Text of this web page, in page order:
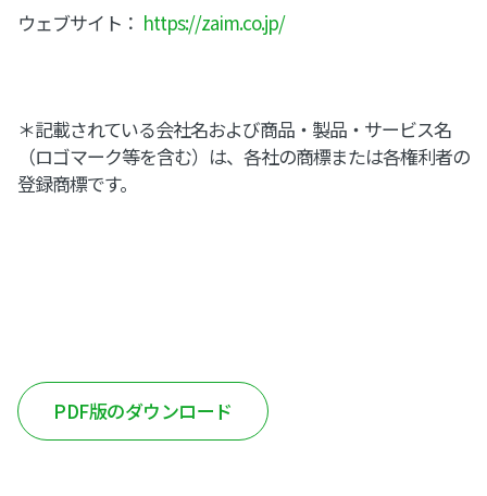
ウェブサイト： https://zaim.co.jp/
＊記載されている会社名および商品・製品・サービス名
（ロゴマーク等を含む）は、各社の商標または各権利者の
登録商標です。
PDF版のダウンロード